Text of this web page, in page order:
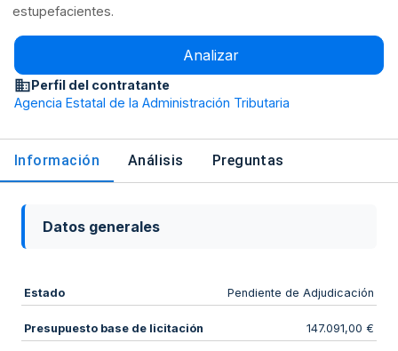
estupefacientes.
Analizar
Perfil del contratante
Agencia Estatal de la Administración Tributaria
Información Análisis Preguntas
Datos generales
Estado Pendiente de Adjudicación
Presupuesto base de licitación 147.091,00 €